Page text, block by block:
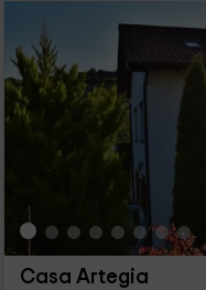
Casa Artegia